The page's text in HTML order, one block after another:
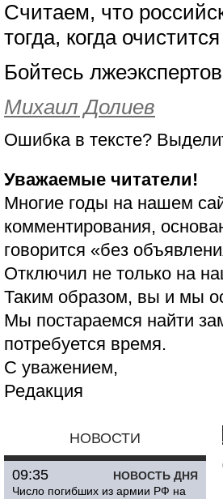
Считаем, что
тогда, когда
Бойтесь
Михаил Долиев
Ошибка в тексте?
Уважаемые читатели!
Многие годы на нашем
комментирования,
говорится «без
Отключил не только на
Таким образом, вы и мы
Мы постараемся найти
потребуется время.
С уважением,
Редакция
НОВОСТИ
НОВОСТЬ ДНЯ
09:35
Число погибших из армии РФ на